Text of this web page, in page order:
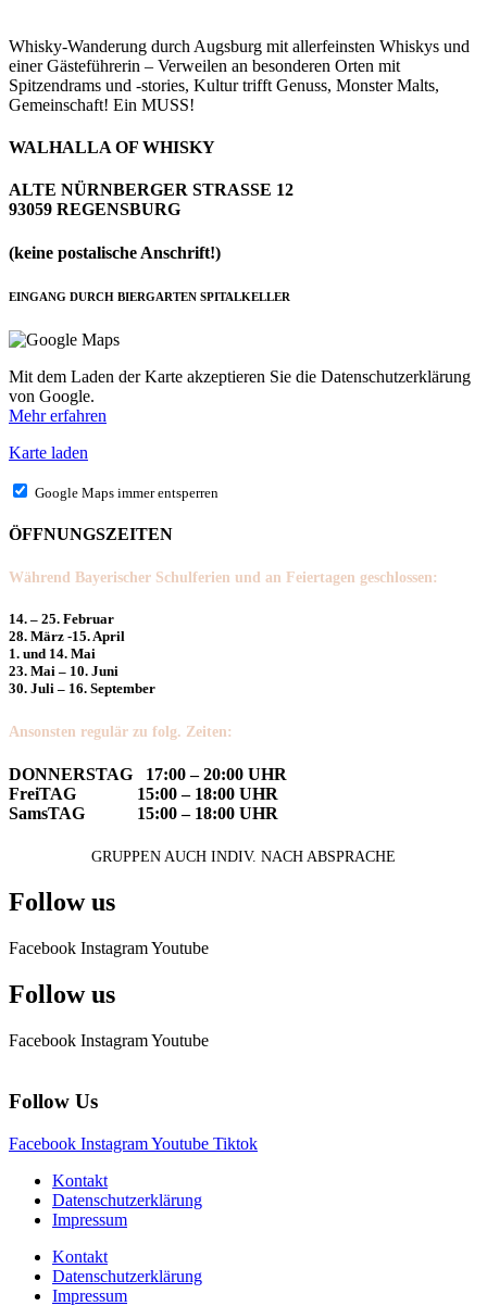
Whisky-Wanderung durch Augsburg mit allerfeinsten Whiskys und
einer Gästeführerin – Verweilen an besonderen Orten mit
Spitzendrams und -stories, Kultur trifft Genuss, Monster Malts,
Gemeinschaft! Ein MUSS!
WALHALLA OF WHISKY
ALTE NÜRNBERGER STRASSE 12
93059 REGENSBURG
(keine postalische Anschrift!)
EINGANG DURCH BIERGARTEN SPITALKELLER
Mit dem Laden der Karte akzeptieren Sie die Datenschutzerklärung
von Google.
Mehr erfahren
Karte laden
Google Maps immer entsperren
ÖFFNUNGSZEITEN
Während Bayerischer Schulferien und an Feiertagen geschlossen:
14. – 25. Februar
28. März -15. April
1. und 14. Mai
23. Mai – 10. Juni
30. Juli – 16. September
Ansonsten regulär zu folg. Zeiten:
DONNERSTAG 17:00 – 20:00 UHR
FreiTAG 15:00 – 18:00 UHR
SamsTAG 15:00 – 18:00 UHR
GRUPPEN AUCH INDIV. NACH ABSPRACHE
Follow us
Facebook InstagramYoutube
Follow us
Facebook InstagramYoutube
Follow Us
Facebook InstagramYoutube Tiktok
Kontakt
Datenschutzerklärung
Impressum
Kontakt
Datenschutzerklärung
Impressum